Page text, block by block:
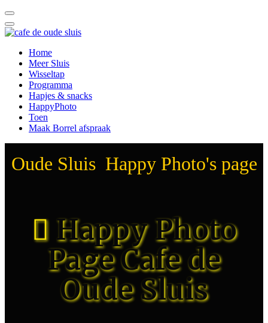
Home
Meer Sluis
Wisseltap
Programma
Hapjes & snacks
HappyPhoto
Toen
Maak Borrel afspraak
Oude Sluis Happy Photo's page
Happy Photo
Page Cafe de
Oude Sluis